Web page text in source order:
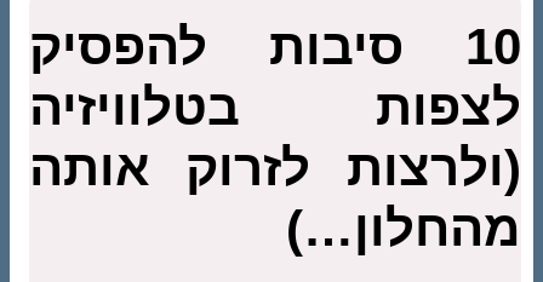
10 סיבות להפסיק
לצפות בטלוויזיה
(ולרצות לזרוק אותה
מהחלון…)